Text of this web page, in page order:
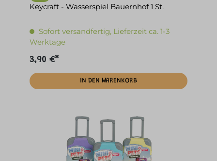
Keycraft - Wasserspiel Bauernhof 1 St.
Sofort versandfertig, Lieferzeit ca. 1-3
Werktage
3,90 €*
IN DEN WARENKORB